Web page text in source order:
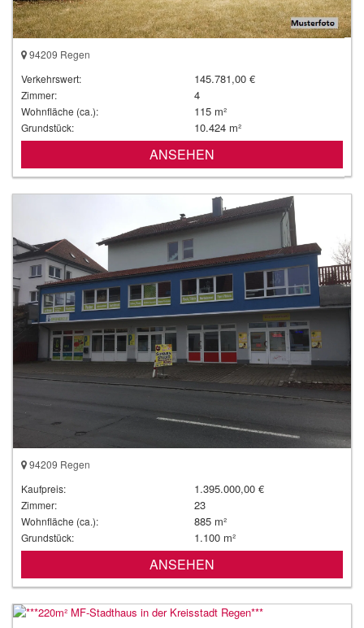
94209 Regen
Verkehrswert:
145.781,00 €
Zimmer: 4
Wohnfläche (ca.): 115 m²
Grundstück: 10.424 m²
ANSEHEN
94209 Regen
Kaufpreis:
1.395.000,00 €
Zimmer: 23
Wohnfläche (ca.): 885 m²
Grundstück: 1.100 m²
ANSEHEN